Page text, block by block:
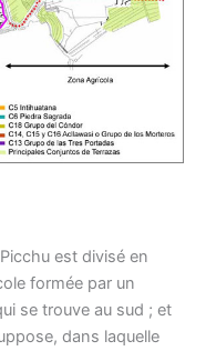
est divisé en
formée par un
se trouve au sud ; et
dans laquelle